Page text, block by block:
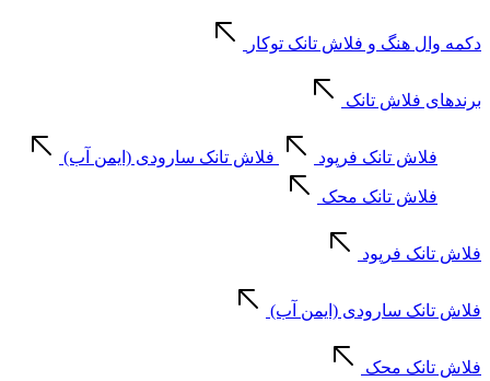
دکمه وال هنگ و فلاش تانک توکار
برندهای فلاش تانک
فلاش تانک فرپود فلاش تانک سارودی (ایمن آب)
فلاش تانک محک
فلاش تانک فرپود
فلاش تانک سارودی (ایمن آب)
فلاش تانک محک